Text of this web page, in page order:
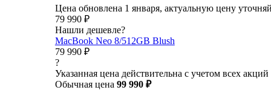
Цена обновлена 1 января, актуальную цену
79 990 ₽
Нашли дешевле?
MacBook Neo 8/512GB Blush
79 990 ₽
?
Указанная цена действительна с учетом всех акций
Обычная цена 99 990 ₽